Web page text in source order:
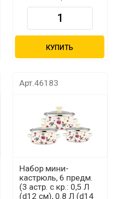
КУПИТЬ
Арт.46183
Набор мини-
кастрюль, 6 предм.
(3 астр. с кр.: 0,5 Л
(d12 см), 0.8 Л (d14